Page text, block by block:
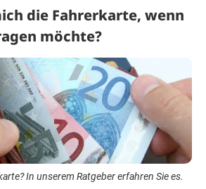
die Fahrerkarte, wenn
möchte?
In unserem Ratgeber erfahren Sie es.